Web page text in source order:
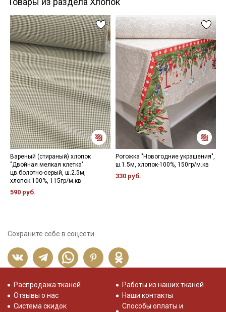
Вареный (стираный) хлопок
"Двойная мелкая клетка"
цв.болотно-серый, ш.2.5м,
хлопок-100%, 115гр/м.кв
590 руб.
Рогожка "Новогодние украшения",
ш.1.5м, хлопок-100%, 150гр/м.кв
330 руб.
Сохраните себе в соцсети
Распродажа тканей
Отзывы о нас
Система скидок
Работы из наших тканей
Наши контакты
Способы оплаты и